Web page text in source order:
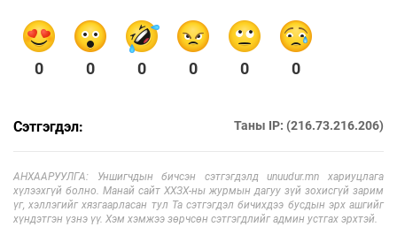
0 0 0 0 0 0
Сэтгэгдэл: Таны IP: (216.73.216.206)
АНХААРУУЛГА: Уншигчдын бичсэн сэтгэгдэлд unuudur.mn хариуцлага
хүлээхгүй болно. Манай сайт ХХЗХ-ны журмын дагуу зүй зохисгүй зарим
үг, хэллэгийг хязгаарласан тул Та сэтгэгдэл бичихдээ бусдын эрх ашгийг
хүндэтгэн үзнэ үү. Хэм хэмжээ зөрчсөн сэтгэгдлийг админ устгах эрхтэй.